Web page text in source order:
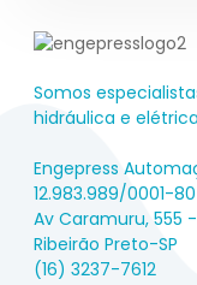
Somos
hidráulica e
Engepress
12.983.989/0001-80
Av Caramuru, 555
Ribeirão Preto-SP
(16) 3237-7612